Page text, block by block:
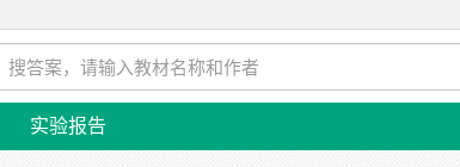
实验报告